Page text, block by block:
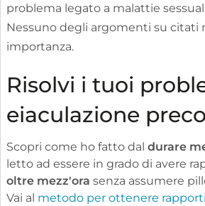
problema legato a malattie
Nessuno degli argomenti su citati
importanza.
Risolvi i tuoi
eiaculazione
Scopri come ho fatto dal durare
letto ad essere in grado di avere
oltre mezz'ora senza assumere
Vai al metodo per ottenere